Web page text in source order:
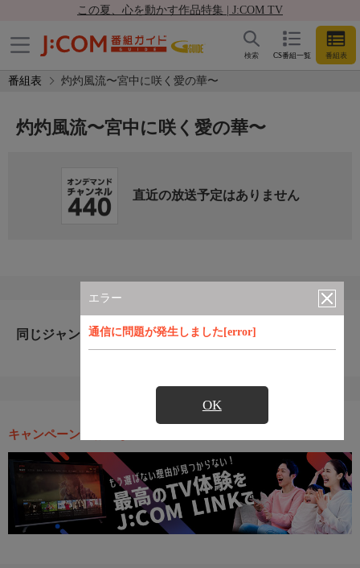
この夏、心を動かす作品特集 | J:COM TV
CS番組一覧 番組表
検索
番組表 灼灼風流〜宮中に咲く愛の華〜
エラー
通信に問題が発生しました[error]
OK
灼灼風流〜宮中に咲く愛の華〜
直近の放送予定はありません
同じジャンルのおすすめ番組
キャンペーン・お得な情報